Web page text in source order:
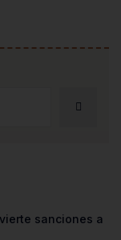
sanciones a